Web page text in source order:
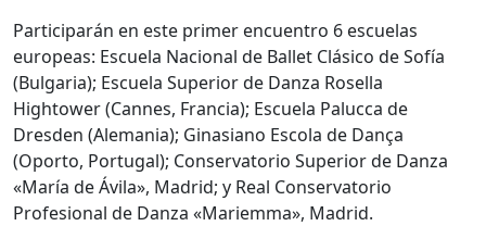
Participarán en este primer encuentro 6 escuelas
europeas: Escuela Nacional de Ballet Clásico de Sofía
(Bulgaria); Escuela Superior de Danza Rosella
Hightower (Cannes, Francia); Escuela Palucca de
Dresden (Alemania); Ginasiano Escola de Dança
(Oporto, Portugal); Conservatorio Superior de Danza
«María de Ávila», Madrid; y Real Conservatorio
Profesional de Danza «Mariemma», Madrid.